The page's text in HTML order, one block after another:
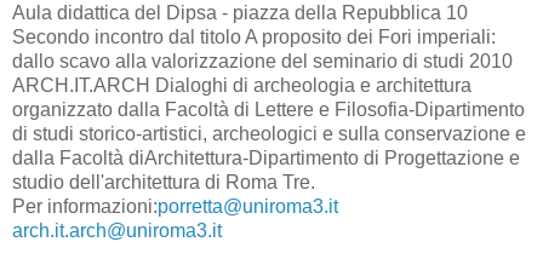
Aula didattica del Dipsa - piazza della Repubblica 10
Secondo incontro dal titolo A proposito dei Fori imperiali:
dallo scavo alla valorizzazione del seminario di studi 2010
ARCH.IT.ARCH Dialoghi di archeologia e architettura
organizzato dalla Facoltà di Lettere e Filosofia-Dipartimento
di studi storico-artistici, archeologici e sulla conservazione e
dalla Facoltà diArchitettura-Dipartimento di Progettazione e
studio dell'architettura di Roma Tre.
Per informazioni:porretta@uniroma3.it
arch.it.arch@uniroma3.it